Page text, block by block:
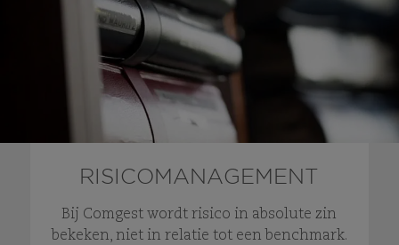
RISICOMANAGEMENT
Bij Comgest wordt risico in absolute zin
bekeken, niet in relatie tot een benchmark.